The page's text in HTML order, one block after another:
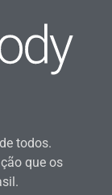
todos.
que os